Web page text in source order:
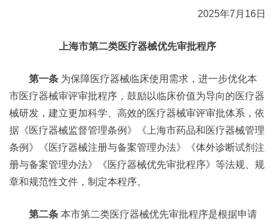
2025年7月16日
上海市第二类医疗器械优先审批程序
第一条 为保障医疗器械临床使用需求，进一步优化本
市医疗器械审评审批程序，鼓励以临床价值为导向的医疗器
械研发，建立更加科学、高效的医疗器械审评审批体系，依
据《医疗器械监督管理条例》《上海市药品和医疗器械管理
条例》《医疗器械注册与备案管理办法》《体外诊断试剂注
册与备案管理办法》《医疗器械优先审批程序》等法规、规
章和规范性文件，制定本程序。
第二条 本市第二类医疗器械优先审批程序是根据申请